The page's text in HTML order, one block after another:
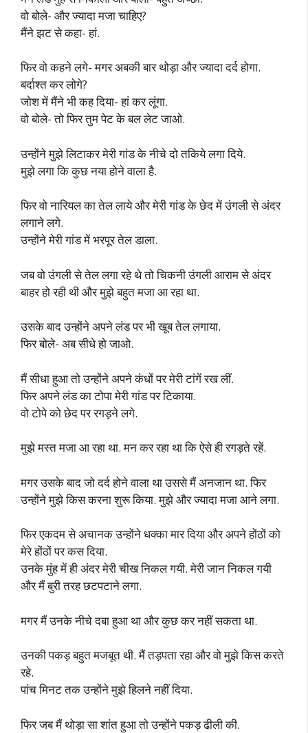
वो बोले- और ज्यादा मजा चाहिए?
मैंने झट से कहा- हां.
फिर वो कहने लगे- मगर अबकी बार थोड़ा और ज्यादा दर्द होगा.
बर्दाश्त कर लोगे?
जोश में मैंने भी कह दिया- हां कर लूंगा.
वो बोले- तो फिर तुम पेट के बल लेट जाओ.
उन्होंने मुझे लिटाकर मेरी गांड के नीचे दो तकिये लगा दिये.
मुझे लगा कि कुछ नया होने वाला है.
फिर वो नारियल का तेल लाये और मेरी गांड के छेद में उंगली से अंदर
लगाने लगे.
उन्होंने मेरी गांड में भरपूर तेल डाला.
जब वो उंगली से तेल लगा रहे थे तो चिकनी उंगली आराम से अंदर
बाहर हो रही थी और मुझे बहुत मजा आ रहा था.
उसके बाद उन्होंने अपने लंड पर भी खूब तेल लगाया.
फिर बोले- अब सीधे हो जाओ.
मैं सीधा हुआ तो उन्होंने अपने कंधों पर मेरी टांगें रख लीं.
फिर अपने लंड का टोपा मेरी गांड पर टिकाया.
वो टोपे को छेद पर रगड़ने लगे.
मुझे मस्त मजा आ रहा था. मन कर रहा था कि ऐसे ही रगड़ते रहें.
मगर उसके बाद जो दर्द होने वाला था उससे मैं अनजान था. फिर
उन्होंने मुझे किस करना शुरू किया. मुझे और ज्यादा मजा आने लगा.
फिर एकदम से अचानक उन्होंने धक्का मार दिया और अपने होंठों को
मेरे होंठों पर कस दिया.
उनके मुंह में ही अंदर मेरी चीख निकल गयी. मेरी जान निकल गयी
और मैं बुरी तरह छटपटाने लगा.
मगर मैं उनके नीचे दबा हुआ था और कुछ कर नहीं सकता था.
उनकी पकड़ बहुत मजबूत थी. मैं तड़पता रहा और वो मुझे किस करते
रहे.
पांच मिनट तक उन्होंने मुझे हिलने नहीं दिया.
फिर जब मैं थोड़ा सा शांत हुआ तो उन्होंने पकड़ ढीली की.